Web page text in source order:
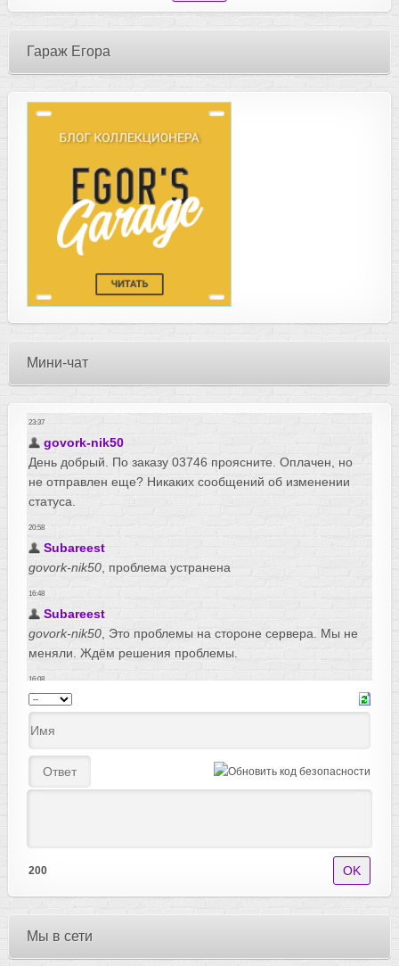
Гараж Егора
Мини-чат
200
Мы в сети